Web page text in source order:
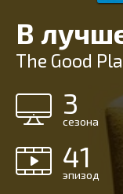
В
The Good
3
сезона
41
эпизод